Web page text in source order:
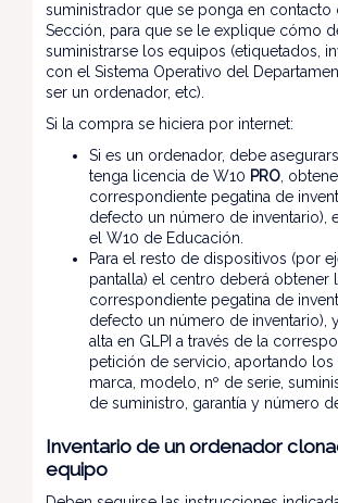
suministrador que se ponga en contacto
Sección, para que se le explique cómo
suministrarse los equipos (etiquetados,
con el Sistema Operativo del
ser un ordenador, etc).
Si la compra se hiciera por internet:
Si es un ordenador, debe
tenga licencia de W10 PRO ,
correspondiente pegatina de
defecto un número de inventario),
el W10 de Educación.
Para el resto de dispositivos (por
pantalla) el centro deberá obtener
correspondiente pegatina de
defecto un número de inventario),
alta en GLPI a través de la
petición de servicio, aportando los
marca, modelo, nº de serie,
de suministro, garantía y número
Inventario de un ordenador
equipo